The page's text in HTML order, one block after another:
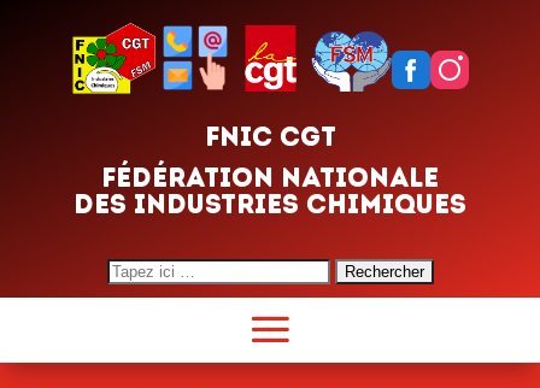
FNIC CGT
FÉDÉRATION NATIONALE
DES INDUSTRIES CHIMIQUES
Search
for: